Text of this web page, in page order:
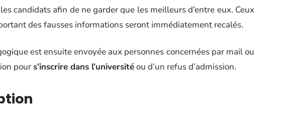
candidats afin de ne garder que les meilleurs d’entre eux. Ceux
des fausses informations seront immédiatement recalés.
est ensuite envoyée aux personnes concernées par mail ou
pour s’inscrire dans l’universitéou d’un refus d’admission.